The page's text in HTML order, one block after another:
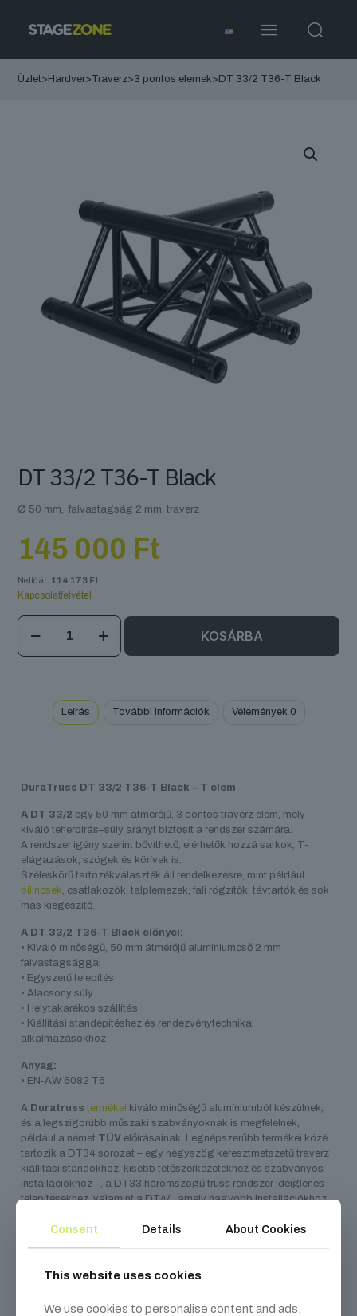
Üzlet> Hardver>Traverz>3 pontos elemek> DT 33/2 T36-T Black
DT 33/2 T36-T Black
Ø 50 mm, falvastagság 2 mm, traverz
145 000 Ft
Nettó ár: 114 173 Ft
Kapcsolatfelvétel
DT
33/2
T36-
mennyiség
KOSÁRBA
Leírás További információk Vélemények 0
DuraTruss DT 33/2 T36-T Black – T elem
A DT 33/2 egy 50 mm átmérőjű, 3 pontos traverz elem, mely
kiváló teherbírás–súly arányt biztosít a rendszer számára.
A rendszer igény szerint bővíthető, elérhetők hozzá sarkok, T-
elágazások, szögek és körívek is.
Széleskörű tartozékválaszték áll rendelkezésre, mint például
bilincsek, csatlakozók, talplemezek, fali rögzítők, távtartók és sok
más kiegészítő.
A DT 33/2 T36-T Black előnyei:
• Kiváló minőségű, 50 mm átmérőjű alumíniumcső 2 mm
falvastagsággal
• Egyszerű telepítés
• Alacsony súly
• Helytakarékos szállítás
• Kiállítási standépítéshez és rendezvénytechnikai
alkalmazásokhoz
Anyag:
• EN-AW 6082 T6
A Duratruss termékei kiváló minőségű alumíniumból készülnek,
és a legszigorúbb műszaki szabványoknak is megfelelnek,
például a német TÜV előírásainak. Legnépszerűbb termékei közé
tartozik a DT34 sorozat – egy négyszög keresztmetszetű traverz
kiállítási standokhoz, kisebb tetőszerkezetekhez és szabványos
installációkhoz –, a DT33 háromszögű truss rendszer ideiglenes
telepítésekhez, valamint a DT44, amely nagyobb installációkhoz
lehetővé teszi, hogy állandó készletet tartsanak fent, így standard
a termékek mindig gyorsan elérhetők.
Consent Details About Cookies
This website uses cookies
We use cookies to personalise content and ads,